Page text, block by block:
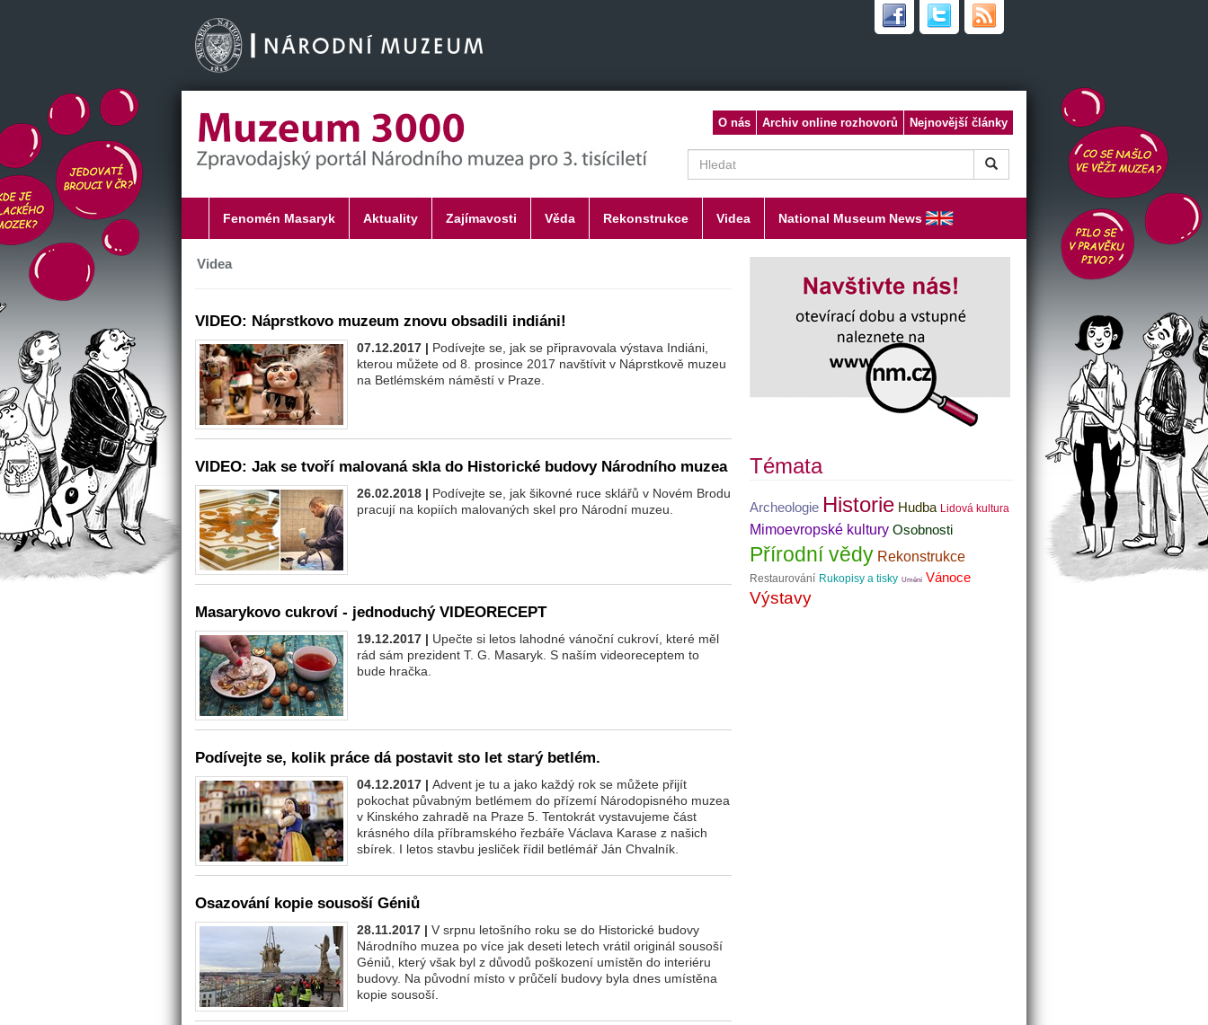
O nás Archiv online rozhovorů Nejnovější články
Fenomén Masaryk Aktuality Zajímavosti Věda Rekonstrukce Videa National Museum News
Videa
VIDEO: Náprstkovo muzeum znovu obsadili indiáni!
07.12.2017 | Podívejte se, jak se připravovala výstava Indiáni,
kterou můžete od 8. prosince 2017 navštívit v Náprstkově muzeu
na Betlémském náměstí v Praze.
VIDEO: Jak se tvoří malovaná skla do Historické budovy Národního muzea
26.02.2018 | Podívejte se, jak šikovné ruce sklářů v Novém Brodu
pracují na kopiích malovaných skel pro Národní muzeu.
Masarykovo cukroví - jednoduchý VIDEORECEPT
19.12.2017 | Upečte si letos lahodné vánoční cukroví, které měl
rád sám prezident T. G. Masaryk. S naším videoreceptem to
bude hračka.
Podívejte se, kolik práce dá postavit sto let starý betlém.
04.12.2017 | Advent je tu a jako každý rok se můžete přijít
pokochat půvabným betlémem do přízemí Národopisného muzea
v Kinského zahradě na Praze 5. Tentokrát vystavujeme část
krásného díla příbramského řezbáře Václava Karase z našich
sbírek. I letos stavbu jesliček řídil betlémář Ján Chvalník.
Osazování kopie sousoší Géniů
28.11.2017 | V srpnu letošního roku se do Historické budovy
Národního muzea po více jak deseti letech vrátil originál sousoší
Géniů, který však byl z důvodů poškození umístěn do interiéru
budovy. Na původní místo v průčelí budovy byla dnes umístěna
kopie sousoší.
Témata
Archeologie Historie Hudba Lidová kultura
Mimoevropské kultury Osobnosti
Přírodní vědy Rekonstrukce
Restaurování Rukopisy a tisky Umění Vánoce
Výstavy